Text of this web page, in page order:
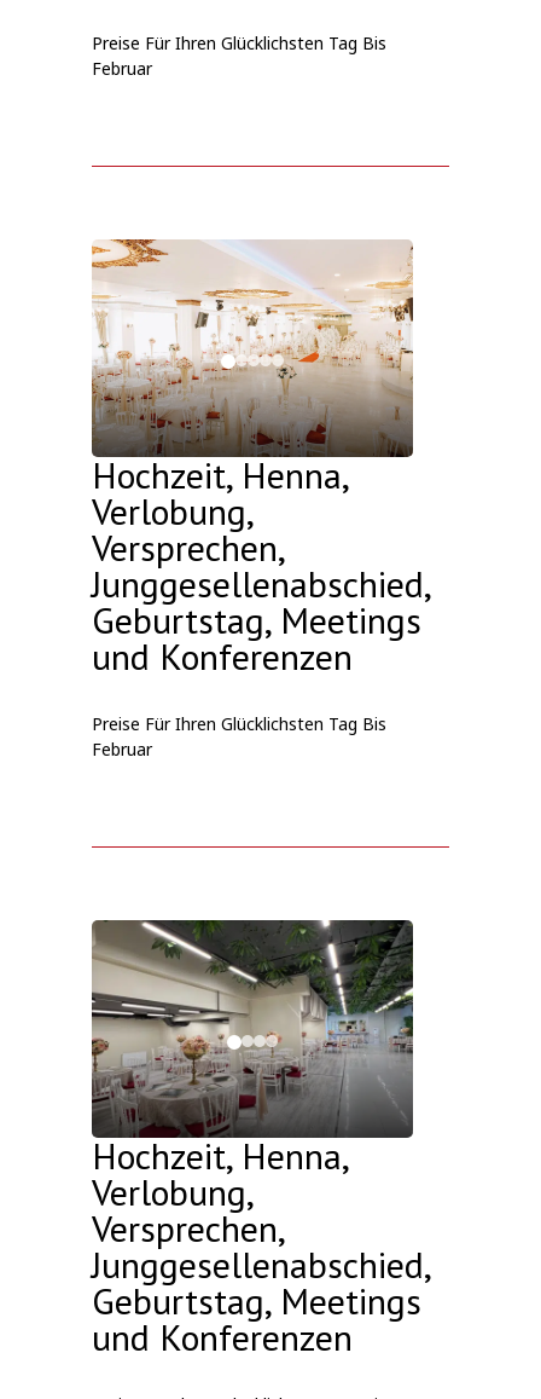
Preise Für Ihren Glücklichsten Tag Bis
Februar
Hochzeit, Henna,
Verlobung,
Versprechen,
Junggesellenabschied,
Geburtstag, Meetings
und Konferenzen
Preise Für Ihren Glücklichsten Tag Bis
Februar
Hochzeit, Henna,
Verlobung,
Versprechen,
Junggesellenabschied,
Geburtstag, Meetings
und Konferenzen